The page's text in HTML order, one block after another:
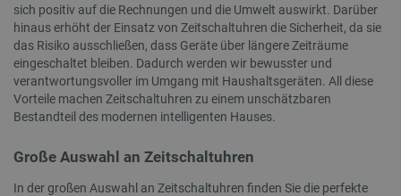
sich positiv auf die Rechnungen und die Umwelt auswirkt. Darüber
hinaus erhöht der Einsatz von Zeitschaltuhren die Sicherheit, da sie
das Risiko ausschließen, dass Geräte über längere Zeiträume
eingeschaltet bleiben. Dadurch werden wir bewusster und
verantwortungsvoller im Umgang mit Haushaltsgeräten. All diese
Vorteile machen Zeitschaltuhren zu einem unschätzbaren
Bestandteil des modernen intelligenten Hauses.
Große Auswahl an Zeitschaltuhren
In der großen Auswahl an Zeitschaltuhren finden Sie die perfekte
Datenschutzerklärung von Google